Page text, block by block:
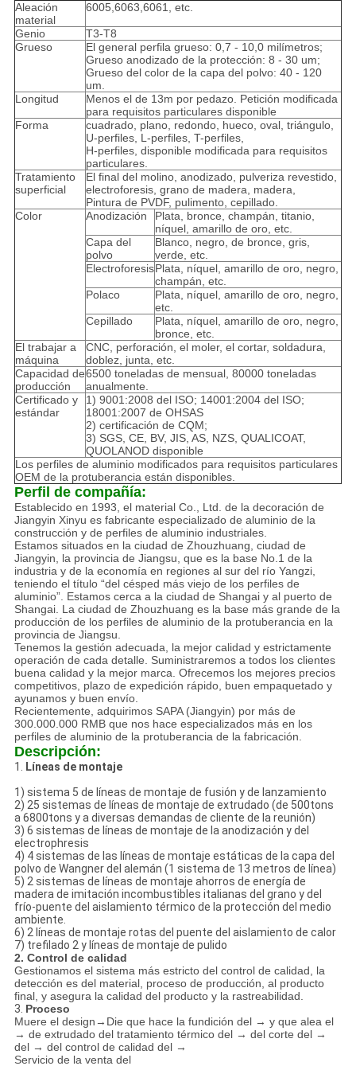
Aleación
material
6005,6063,6061, etc.
Genio
T3-T8
Grueso
El general perfila grueso: 0,7 - 10,0 milímetros;
Grueso anodizado de la protección: 8 - 30 um;
Grueso del color de la capa del polvo: 40 - 120
um.
Longitud
Menos el de 13m por pedazo. Petición modificada
para requisitos particulares disponible
Forma
cuadrado, plano, redondo, hueco, oval, triángulo,
U-perfiles, L-perfiles, T-perfiles,
H-perfiles, disponible modificada para requisitos
particulares.
Tratamiento
superficial
El final del molino, anodizado, pulveriza revestido,
electroforesis, grano de madera, madera,
Pintura de PVDF, pulimento, cepillado.
Color
Anodización
Plata, bronce, champán, titanio,
níquel, amarillo de oro, etc.
Capa del
polvo
Blanco, negro, de bronce, gris,
verde, etc.
ElectroforesisPlata, níquel, amarillo de oro, negro,
champán, etc.
Polaco
Plata, níquel, amarillo de oro, negro,
etc.
Cepillado
Plata, níquel, amarillo de oro, negro,
bronce, etc.
El trabajar a
máquina
CNC, perforación, el moler, el cortar, soldadura,
doblez, junta, etc.
Capacidad de
producción
6500 toneladas de mensual, 80000 toneladas
anualmente.
Certificado y
estándar
1) 9001:2008 del ISO; 14001:2004 del ISO;
18001:2007 de OHSAS
2) certificación de CQM;
3) SGS, CE, BV, JIS, AS, NZS, QUALICOAT,
QUOLANOD disponible
Los perfiles de aluminio modificados para requisitos particulares
OEM de la protuberancia están disponibles.
Perfil de compañía:
Establecido en 1993, el material Co., Ltd. de la decoración de
Jiangyin Xinyu es fabricante especializado de aluminio de la
construcción y de perfiles de aluminio industriales.
Estamos situados en la ciudad de Zhouzhuang, ciudad de
Jiangyin, la provincia de Jiangsu, que es la base No.1 de la
industria y de la economía en regiones al sur del río Yangzi,
teniendo el título “del césped más viejo de los perfiles de
aluminio”. Estamos cerca a la ciudad de Shangai y al puerto de
Shangai. La ciudad de Zhouzhuang es la base más grande de la
producción de los perfiles de aluminio de la protuberancia en la
provincia de Jiangsu.
Tenemos la gestión adecuada, la mejor calidad y estrictamente
operación de cada detalle. Suministraremos a todos los clientes
buena calidad y la mejor marca. Ofrecemos los mejores precios
competitivos, plazo de expedición rápido, buen empaquetado y
ayunamos y buen envío.
Recientemente, adquirimos SAPA (Jiangyin) por más de
300.000.000 RMB que nos hace especializados más en los
perfiles de aluminio de la protuberancia de la fabricación.
Descripción:
1. Líneas de montaje
1) sistema 5 de líneas de montaje de fusión y de lanzamiento
2) 25 sistemas de líneas de montaje de extrudado (de 500tons
a 6800tons y a diversas demandas de cliente de la reunión)
3) 6 sistemas de líneas de montaje de la anodización y del
electrophresis
4) 4 sistemas de las líneas de montaje estáticas de la capa del
polvo de Wangner del alemán (1 sistema de 13 metros de línea)
5) 2 sistemas de líneas de montaje ahorros de energía de
madera de imitación incombustibles italianas del grano y del
frío-puente del aislamiento térmico de la protección del medio
ambiente.
6) 2 líneas de montaje rotas del puente del aislamiento de calor
7) trefilado 2 y líneas de montaje de pulido
2. Control de calidad
Gestionamos el sistema más estricto del control de calidad, la
detección es del material, proceso de producción, al producto
final, y asegura la calidad del producto y la rastreabilidad.
3. Proceso
Muere el design→Die que hace la fundición del → y que alea el
→ de extrudado del tratamiento térmico del → del corte del →
del → del control de calidad del →
Servicio de la venta del